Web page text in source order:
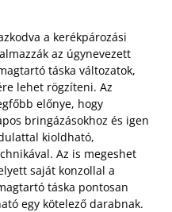
a kerékpározási
az úgynevezett
táska változatok,
lehet rögzíteni. Az
előnye, hogy
bringázásokhoz és igen
kioldható,
Az is megeshet
saját konzollal a
táska pontosan
egy kötelező darabnak.